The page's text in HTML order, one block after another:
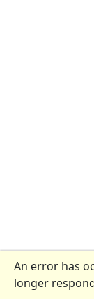
An error has
longer